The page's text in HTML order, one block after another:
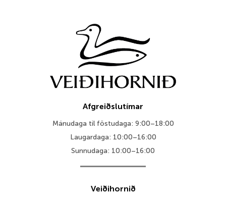
Afgreiðslutímar
Mánudaga til föstudaga: 9:00–18:00
Laugardaga: 10:00–16:00
Sunnudaga: 10:00–16:00
Veiðihornið